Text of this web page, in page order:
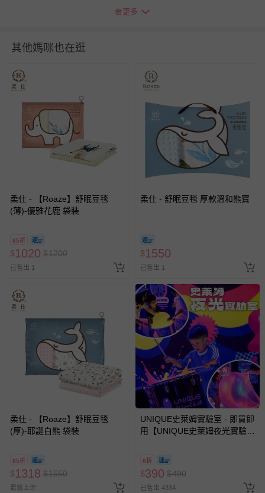
乾濕兩用布巾於加濕狀態下，因產品本身無添加防腐劑，
組合內容物：
1.
品名：乾濕兩用布巾量販包(舒適款)
品牌：柔仕
商品產地（國）：台灣
尺寸
20 x 20 (cm)
材質
布巾：棉質水針布
乾濕兩用布巾於加濕狀態下，因產品本身無添加防腐劑，建
議盡快使用完畢。
退換貨須知
您所購買的商品享有7天的鑑賞期／猶豫期權益，但此期間
包含完整包裝、配件、說明文件及贈品等。
如需退換貨，請於收到商品7天（含例假日內提出），如為
瑕疵退換貨所產生的運費，將由媽咪愛負責處理，若非瑕疵
退貨，您可至『查詢訂單』>『已出貨』中查詢該筆訂單，
並點選『我要退貨』即可進行申請。若有相關退貨問題，請
至媽咪愛LINE@客服ID: @mamilove我們將依序為您處理
與服務，謝謝。
針對滿件折/滿額贈…等活動，如因部份退貨，而該訂單保
留商品未達活動門檻，將以原價計算，活動贈品亦需一併退
部分商品依據消費者保護法的規定，不適用七天鑑賞期/猶
豫期範圍：
看更多
其他媽咪也在逛
柔仕 - 【Roaze】舒眠豆毯
(薄)-優雅花鹿 袋裝
85折
$1020 $1200
已售出 1
柔仕 - 舒眠豆毯 厚款溫和熊寶
$1550
已售出 1
柔仕 - 【Roaze】舒眠豆毯
(厚)-耶誕白熊 袋裝
85折
$1318 $1550
最新上架
UNIQUE史萊姆實驗室 - 即買即
用【UNIQUE史萊姆夜光實驗室
8/30 (電子票券，於展期現場憑
訂單編號兌換，逾期作廢) (大
人小孩均一價(3歲以上需購票))
8折
$390 $490
已售出 4334